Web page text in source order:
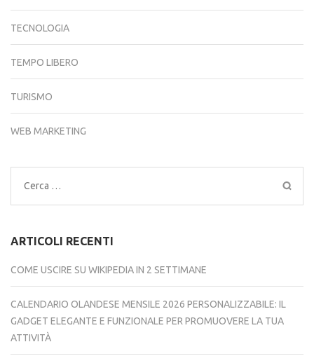
TECNOLOGIA
TEMPO LIBERO
TURISMO
WEB MARKETING
Ricerca
per:
ARTICOLI RECENTI
COME USCIRE SU WIKIPEDIA IN 2 SETTIMANE
CALENDARIO OLANDESE MENSILE 2026 PERSONALIZZABILE: IL
GADGET ELEGANTE E FUNZIONALE PER PROMUOVERE LA TUA
ATTIVITÀ